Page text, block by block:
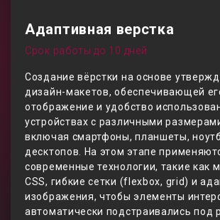
Адаптивная верстка
Срок работы до 10 дней
Создание вёрстки на основе
дизайн-макетов, обеспечивающей
отображение и удобство
устройствах с различными
включая смартфоны, планшеты,
десктопов. На этом этапе
современные технологии, такие как
CSS, гибкие сетки (flexbox, grid) и
изображения, чтобы элементы
автоматически подстраивались под